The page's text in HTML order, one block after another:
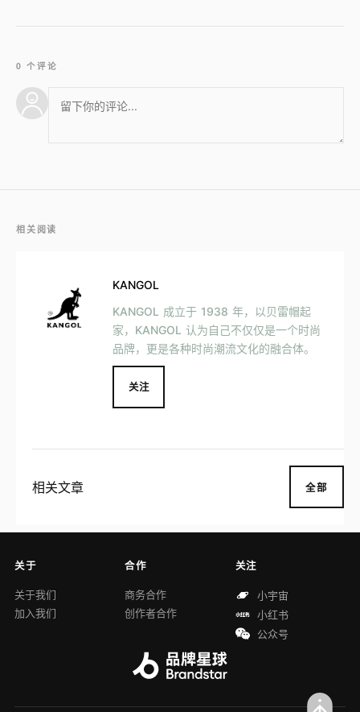
0 个评论
相关阅读
KANGOL
KANGOL 成立于 1938 年，以贝雷帽起
家，KANGOL 认为自己不仅仅是一个时尚
品牌，更是各种时尚潮流文化的融合体。
关注
相关文章 全部
关于
关于我们
加入我们
合作
商务合作
创作者合作
关注
小宇宙
小红书
公众号